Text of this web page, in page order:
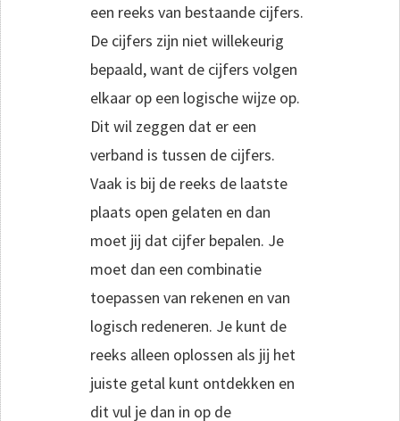
een reeks van bestaande cijfers.
De cijfers zijn niet willekeurig
bepaald, want de cijfers volgen
elkaar op een logische wijze op.
Dit wil zeggen dat er een
verband is tussen de cijfers.
Vaak is bij de reeks de laatste
plaats open gelaten en dan
moet jij dat cijfer bepalen. Je
moet dan een combinatie
toepassen van rekenen en van
logisch redeneren. Je kunt de
reeks alleen oplossen als jij het
juiste getal kunt ontdekken en
dit vul je dan in op de